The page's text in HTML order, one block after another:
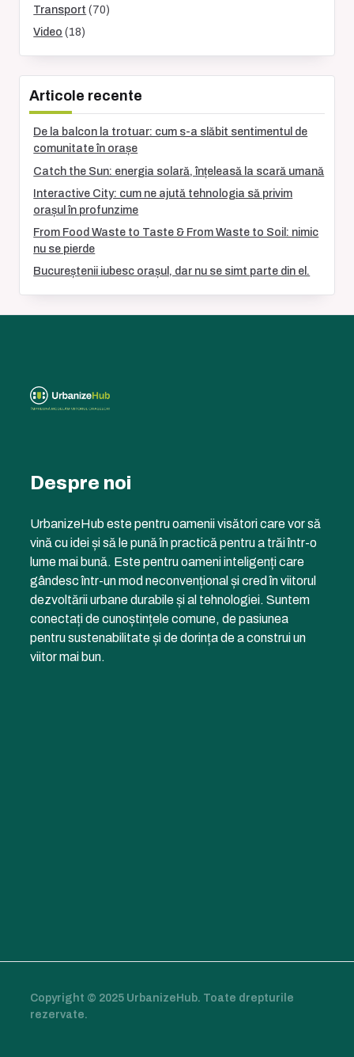
Transport (70)
Video (18)
Articole recente
De la balcon la trotuar: cum s-a slăbit sentimentul de
comunitate în orașe
Catch the Sun: energia solară, înțeleasă la scară umană
Interactive City: cum ne ajută tehnologia să privim
orașul în profunzime
From Food Waste to Taste & From Waste to Soil: nimic
nu se pierde
Bucureștenii iubesc orașul, dar nu se simt parte din el.
Despre noi
UrbanizeHub este pentru oamenii visători care vor să
vină cu idei și să le pună în practică pentru a trăi într-o
lume mai bună. Este pentru oameni inteligenți care
gândesc într-un mod neconvențional și cred în viitorul
dezvoltării urbane durabile și al tehnologiei. Suntem
conectați de cunoștințele comune, de pasiunea
pentru sustenabilitate și de dorința de a construi un
viitor mai bun.
Copyright © 2025 UrbanizeHub. Toate drepturile
rezervate.